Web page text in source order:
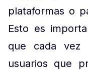
plataformas o
Esto es
que cada vez
usuarios que